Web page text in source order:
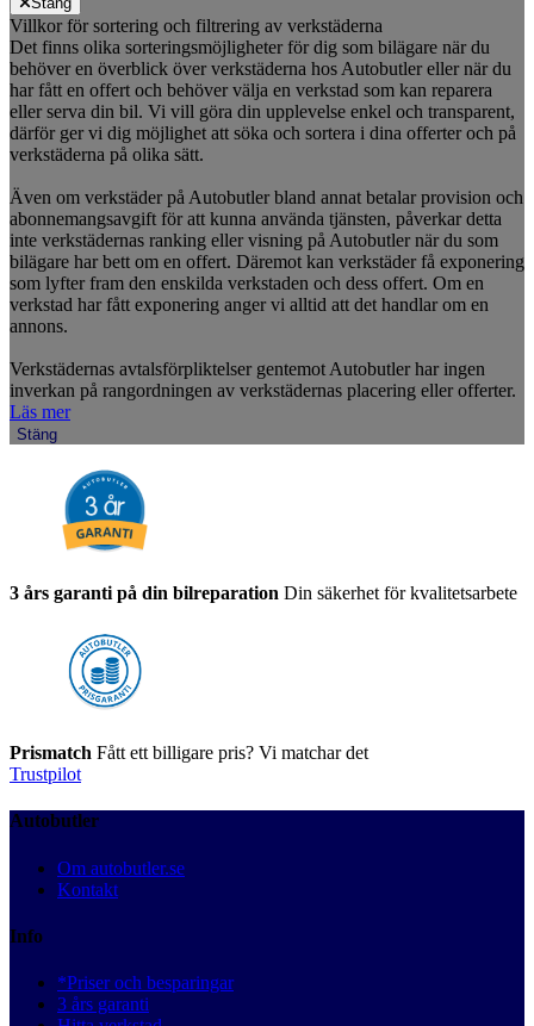
Villkor för sortering och filtrering av verkstäderna
Det finns olika sorteringsmöjligheter för dig som bilägare när du
behöver en överblick över verkstäderna hos Autobutler eller när du
har fått en offert och behöver välja en verkstad som kan reparera
eller serva din bil. Vi vill göra din upplevelse enkel och transparent,
därför ger vi dig möjlighet att söka och sortera i dina offerter och på
verkstäderna på olika sätt.
Även om verkstäder på Autobutler bland annat betalar provision och
abonnemangsavgift för att kunna använda tjänsten, påverkar detta
inte verkstädernas ranking eller visning på Autobutler när du som
bilägare har bett om en offert. Däremot kan verkstäder få exponering
som lyfter fram den enskilda verkstaden och dess offert. Om en
verkstad har fått exponering anger vi alltid att det handlar om en
annons.
Verkstädernas avtalsförpliktelser gentemot Autobutler har ingen
inverkan på rangordningen av verkstädernas placering eller offerter.
Läs mer
Stäng
3 års garanti på din bilreparation Din säkerhet för kvalitetsarbete
Prismatch Fått ett billigare pris? Vi matchar det
Trustpilot
Autobutler
Om autobutler.se
Kontakt
Info
*Priser och besparingar
3 års garanti